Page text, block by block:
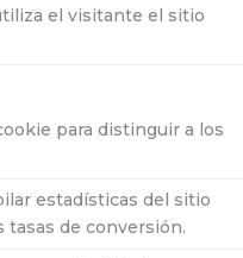
el visitante el sitio
para distinguir a los
estadísticas del sitio
tasas de conversión.